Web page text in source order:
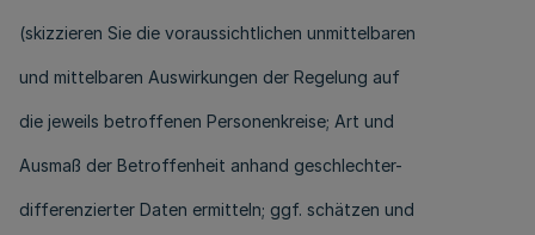
(skizzieren Sie die voraussichtlichen unmittelbaren
und mittelbaren Auswirkungen der Regelung auf
die jeweils betroffenen Personenkreise; Art und
Ausmaß der Betroffenheit anhand geschlechter-
differenzierter Daten ermitteln; ggf. schätzen und